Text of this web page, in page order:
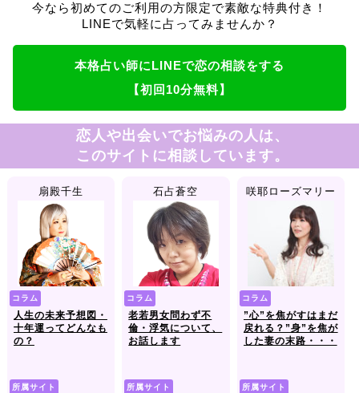
今なら初めてのご利用の方限定で素敵な特典付き！
LINEで気軽に占ってみませんか？
本格占い師にLINEで恋の相談をする
【初回10分無料】
恋人や出会いでお悩みの人は、
このサイトに相談しています。
扇殿千生
コラム
人生の未来予想図・
十年運ってどんなも
の？
所属サイト
石占蒼空
コラム
老若男女問わず不
倫・浮気について、
お話します
所属サイト
咲耶ローズマリー
コラム
”心”を焦がすはまだ
戻れる？”身”を焦が
した妻の末路・・・
所属サイト